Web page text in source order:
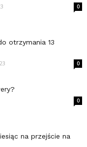
0
otrzymania 13
0
0
na przejście na